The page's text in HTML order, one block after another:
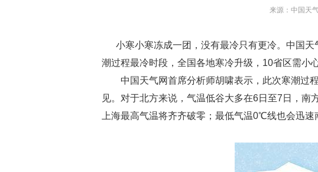
来源：中国天
小寒小寒冻成一团，没有最冷只有更冷。中国天
潮过程最冷时段，全国各地寒冷升级，10省区需小
中国天气网首席分析师胡啸表示，此次寒潮过程
见。对于北方来说，气温低谷大多在6日至7日，
上海最高气温将齐齐破零；最低气温0℃线也会迅